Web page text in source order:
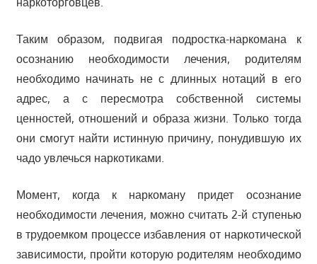
Таким образом, подвигая подростка-наркомана к
осознанию необходимости лечения, родителям
необходимо начинать не с длинных нотаций в его
адрес, а с пересмотра собственной системы
ценностей, отношений и образа жизни. Только тогда
они смогут найти истинную причину, понудившую их
чадо увлечься наркотиками.
Момент, когда к наркоману придет осознание
необходимости лечения, можно считать 2-й ступенью
в трудоемком процессе избавления от наркотической
зависимости, пройти которую родителям необходимо